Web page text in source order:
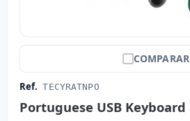
COMPARAR
Ref. TECYRATNPO
Portuguese USB